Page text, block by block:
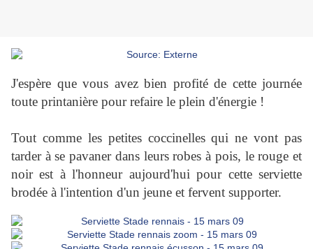
J'espère que vous avez bien profité de cette journée
toute printanière pour refaire le plein d'énergie !
Tout comme les petites coccinelles qui ne vont pas
tarder à se pavaner dans leurs robes à pois, le rouge et
noir est à l'honneur aujourd'hui pour cette serviette
brodée à l'intention d'un jeune et fervent supporter.